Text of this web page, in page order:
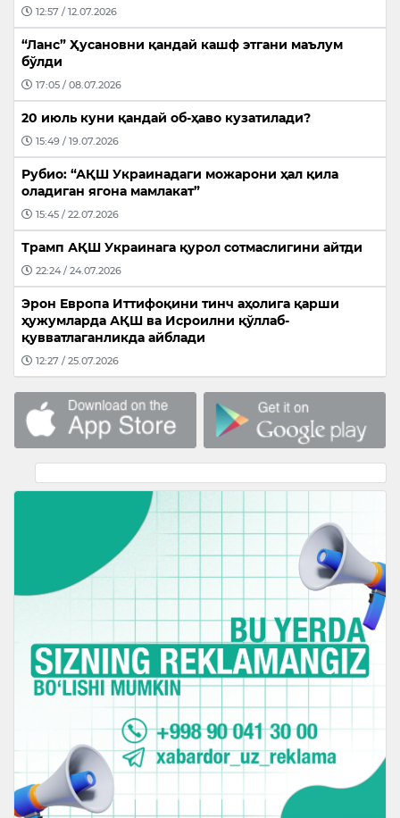
12:57 / 12.07.2026
“Ланс” Ҳусановни қандай кашф этгани маълум
бўлди
17:05 / 08.07.2026
20 июль куни қандай об-ҳаво кузатилади?
15:49 / 19.07.2026
Рубио: “АҚШ Украинадаги можарони ҳал қила
оладиган ягона мамлакат”
15:45 / 22.07.2026
Трамп АҚШ Украинага қурол сотмаслигини айтди
22:24 / 24.07.2026
Эрон Европа Иттифоқини тинч аҳолига қарши
ҳужумларда АҚШ ва Исроилни қўллаб-
қувватлаганликда айблади
12:27 / 25.07.2026